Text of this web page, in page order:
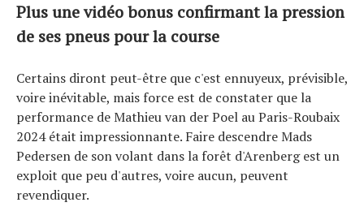
Plus une vidéo bonus confirmant la pression
de ses pneus pour la course
Certains diront peut-être que c'est ennuyeux, prévisible,
voire inévitable, mais force est de constater que la
performance de Mathieu van der Poel au Paris-Roubaix
2024 était impressionnante. Faire descendre Mads
Pedersen de son volant dans la forêt d'Arenberg est un
exploit que peu d'autres, voire aucun, peuvent
revendiquer.